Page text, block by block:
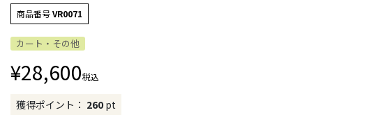
商品番号VR0071
カート・その他
¥28,600税込
獲得ポイント： 260 pt